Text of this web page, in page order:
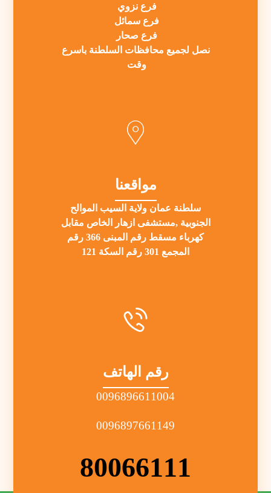
فرع نزوي
فرع سمائل
فرع صحار
نصل لجميع محافظات السلطنة باسرع
وقت
مواقعنا
سلطنة عمان ولاية السيب الموالح
الجنوبية ,مستشفى ازهار الخاص مقابل
كهرباء مسقط رقم المبنى 366 رقم
المجمع 301 رقم السكة 121
رقم الهاتف
0096896611004
0096897661149
80066111